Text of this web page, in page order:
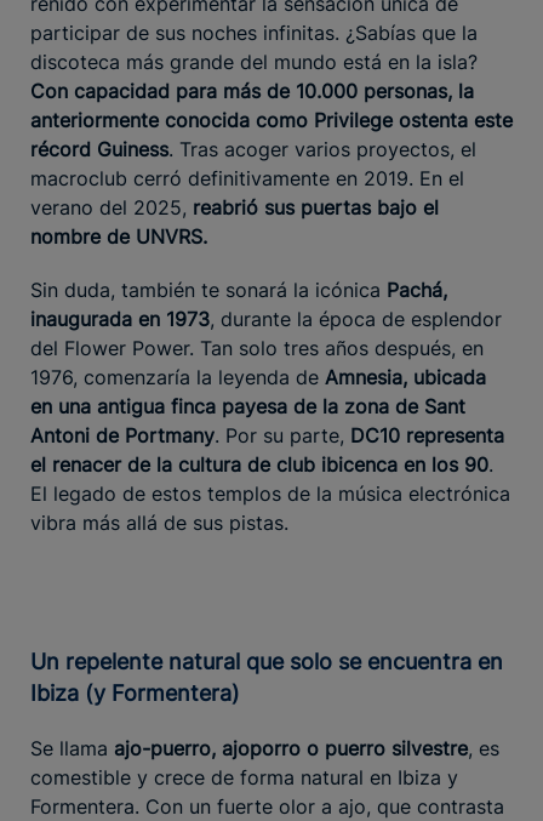
participar de sus noches infinitas. ¿Sabías que la
discoteca más grande del mundo está en la isla?
Con capacidad para más de 10.000 personas, la
anteriormente conocida como Privilege ostenta este
récord Guiness. Tras acoger varios proyectos, el
macroclub cerró definitivamente en 2019. En el
verano del 2025, reabrió sus puertas bajo el
nombre de UNVRS.
Sin duda, también te sonará la icónica Pachá,
inaugurada en 1973, durante la época de esplendor
del Flower Power. Tan solo tres años después, en
1976, comenzaría la leyenda de Amnesia, ubicada
en una antigua finca payesa de la zona de Sant
Antoni de Portmany. Por su parte, DC10 representa
el renacer de la cultura de club ibicenca en los 90.
El legado de estos templos de la música electrónica
vibra más allá de sus pistas.
Un repelente natural que solo se encuentra en
Ibiza (y Formentera)
Se llama ajo-puerro, ajoporro o puerro silvestre, es
comestible y crece de forma natural en Ibiza y
Formentera. Con un fuerte olor a ajo, que contrasta